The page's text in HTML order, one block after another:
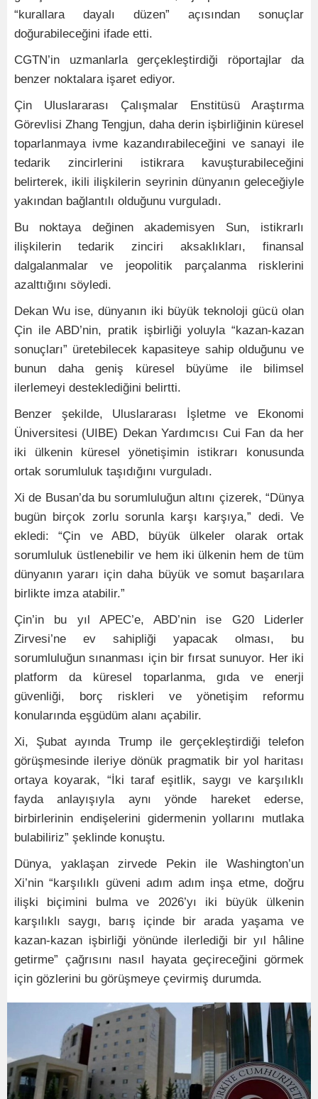
“kurallara dayalı düzen” açısından sonuçlar
doğurabileceğini ifade etti.
CGTN’in uzmanlarla gerçekleştirdiği röportajlar da
benzer noktalara işaret ediyor.
Çin Uluslararası Çalışmalar Enstitüsü Araştırma
Görevlisi Zhang Tengjun, daha derin işbirliğinin küresel
toparlanmaya ivme kazandırabileceğini ve sanayi ile
tedarik zincirlerini istikrara kavuşturabileceğini
belirterek, ikili ilişkilerin seyrinin dünyanın geleceğiyle
yakından bağlantılı olduğunu vurguladı.
Bu noktaya değinen akademisyen Sun, istikrarlı
ilişkilerin tedarik zinciri aksaklıkları, finansal
dalgalanmalar ve jeopolitik parçalanma risklerini
azalttığını söyledi.
Dekan Wu ise, dünyanın iki büyük teknoloji gücü olan
Çin ile ABD’nin, pratik işbirliği yoluyla “kazan-kazan
sonuçları” üretebilecek kapasiteye sahip olduğunu ve
bunun daha geniş küresel büyüme ile bilimsel
ilerlemeyi desteklediğini belirtti.
Benzer şekilde, Uluslararası İşletme ve Ekonomi
Üniversitesi (UIBE) Dekan Yardımcısı Cui Fan da her
iki ülkenin küresel yönetişimin istikrarı konusunda
ortak sorumluluk taşıdığını vurguladı.
Xi de Busan’da bu sorumluluğun altını çizerek, “Dünya
bugün birçok zorlu sorunla karşı karşıya,” dedi. Ve
ekledi: “Çin ve ABD, büyük ülkeler olarak ortak
sorumluluk üstlenebilir ve hem iki ülkenin hem de tüm
dünyanın yararı için daha büyük ve somut başarılara
birlikte imza atabilir.”
Çin’in bu yıl APEC’e, ABD’nin ise G20 Liderler
Zirvesi’ne ev sahipliği yapacak olması, bu
sorumluluğun sınanması için bir fırsat sunuyor. Her iki
platform da küresel toparlanma, gıda ve enerji
güvenliği, borç riskleri ve yönetişim reformu
konularında eşgüdüm alanı açabilir.
Xi, Şubat ayında Trump ile gerçekleştirdiği telefon
görüşmesinde ileriye dönük pragmatik bir yol haritası
ortaya koyarak, “İki taraf eşitlik, saygı ve karşılıklı
fayda anlayışıyla aynı yönde hareket ederse,
birbirlerinin endişelerini gidermenin yollarını mutlaka
bulabiliriz” şeklinde konuştu.
Dünya, yaklaşan zirvede Pekin ile Washington’un
Xi’nin “karşılıklı güveni adım adım inşa etme, doğru
ilişki biçimini bulma ve 2026’yı iki büyük ülkenin
karşılıklı saygı, barış içinde bir arada yaşama ve
kazan-kazan işbirliği yönünde ilerlediği bir yıl hâline
getirme” çağrısını nasıl hayata geçireceğini görmek
için gözlerini bu görüşmeye çevirmiş durumda.